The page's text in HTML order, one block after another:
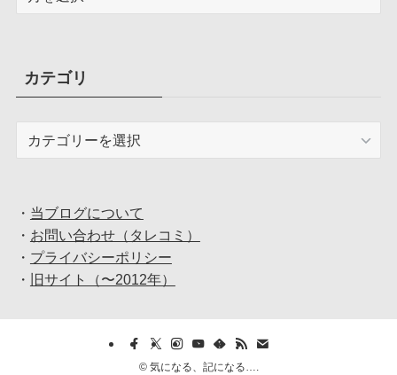
ブカテゴリ
・ 当ブログについて
・ お問い合わせ（タレコミ）
・ プライバシーポリシー
・
旧サイト（〜2012年）
©気になる、記になる….